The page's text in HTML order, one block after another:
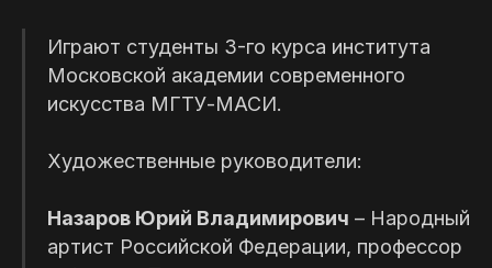
Играют студенты 3-го курса института
Московской академии современного
искусства МГТУ-МАСИ.
Художественные руководители:
Назаров Юрий Владимирович – Народный
артист Российской Федерации, профессор
Билеты